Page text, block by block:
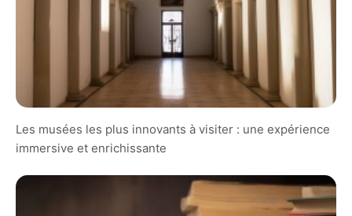
Les musées les plus innovants à visiter : une expérience
immersive et enrichissante